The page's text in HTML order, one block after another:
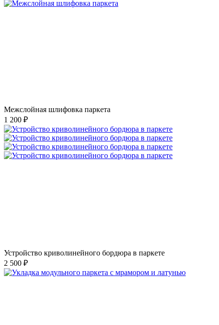
Межслойная шлифовка паркета
1 200 ₽
Устройство криволинейного бордюра в паркете
2 500 ₽